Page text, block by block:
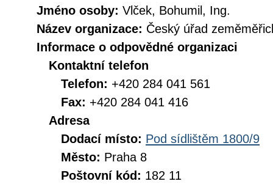
Jméno osoby: Vlček, Bohumil, Ing.
Název organizace: Český úřad
Informace o odpovědné organizaci
Kontaktní telefon
Telefon: +420 284 041 561
Fax: +420 284 041 416
Adresa
Dodací místo: Pod sídlištěm 1800/9
Město: Praha 8
Poštovní kód: 182 11